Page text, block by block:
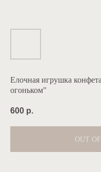
Елочная игрушка
огоньком"
600 р.
OUT